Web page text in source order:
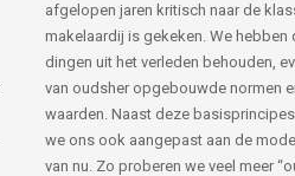
afgelopen jaren kritisch naar de
makelaardij is gekeken. We hebben
dingen uit het verleden behouden,
van oudsher opgebouwde normen
waarden. Naast deze
we ons ook aangepast aan de
van nu. Zo proberen we veel meer